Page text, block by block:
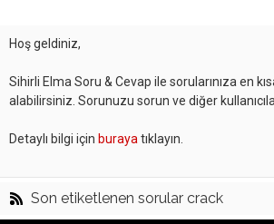
Hoş geldiniz,
Sihirli Elma Soru & Cevap ile sorularınıza en
alabilirsiniz. Sorunuzu sorun ve diğer
Detaylı bilgi için buraya tıklayın.
Son etiketlenen sorular crack